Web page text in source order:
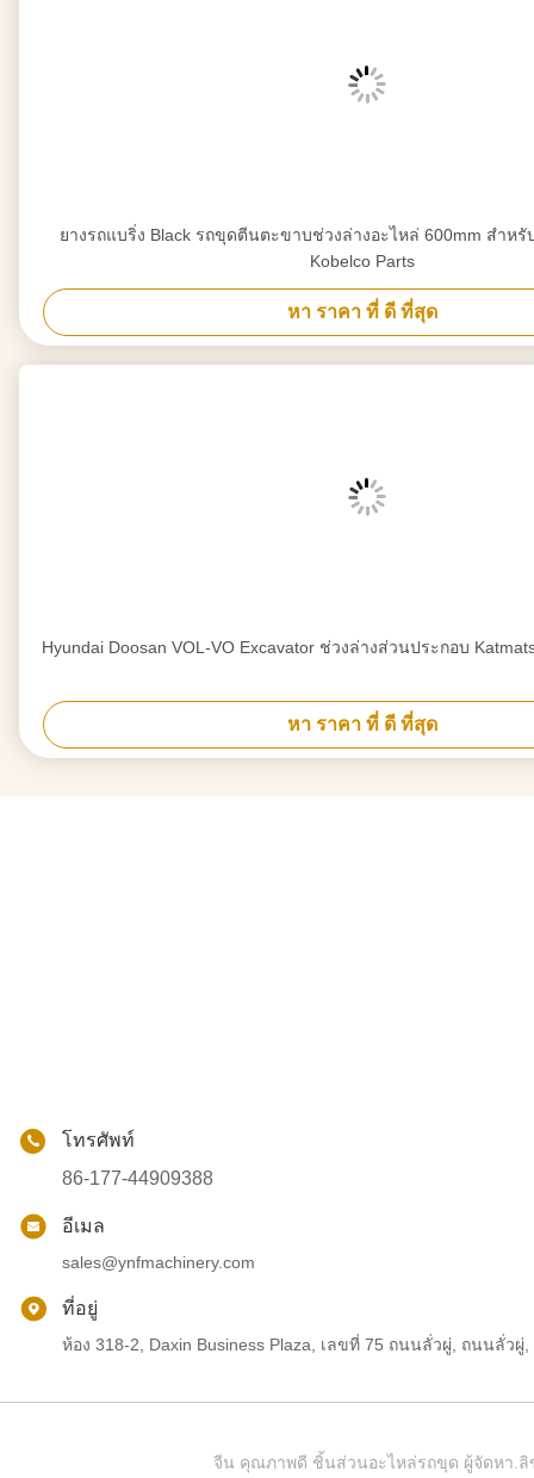
ยางรถแบริ่ง Black รถขุดตีนตะขาบช่วงล่างอะไหล่ 600mm สำหรั
Kobelco Parts
หา ราคา ที่ ดี ที่สุด
Hyundai Doosan VOL-VO Excavator ช่วงล่างส่วนประกอบ
หา ราคา ที่ ดี ที่สุด
โทรศัพท์
86-177-44909388
อีเมล
sales@ynfmachinery.com
ที่อยู่
ห้อง 318-2, Daxin Business Plaza, เลขที่ 75 ถนนลั่วผู่, ถนนลั่ว
จีน คุณภาพดี ชิ้นส่วนอะไหล่รถขุด ผู้จัดหา.ลิข